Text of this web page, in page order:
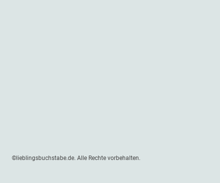
©lieblingsbuchstabe.de. Alle Rechte vorbehalten.